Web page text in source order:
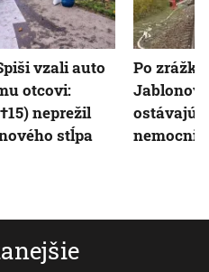
vzali auto
otcovi:
neprežil
stĺpa
Po
ostávajú